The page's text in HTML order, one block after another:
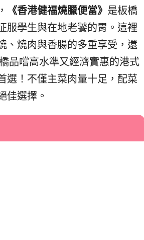
， 《香港健福燒臘便當》 是板橋
服學生與在地老饕的胃。這裡
、燒肉與香腸的多重享受，還
品嚐高水準又經濟實惠的港式
選！不僅主菜肉量十足，配菜
佳選擇。